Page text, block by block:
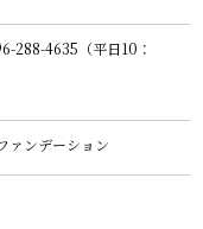
288-4635 （平日10：
ァンデーション